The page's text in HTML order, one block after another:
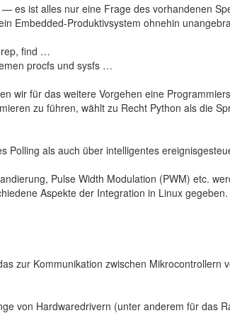
es ist alles nur eine Frage des vorhandenen
Embedded-Produktivsystem ohnehin
find …
procfs und sysfs …
wir für das weitere Vorgehen eine
zu führen, wählt zu Recht Python als die
Polling als auch über intelligentes
Pulse Width Modulation (PWM) etc.
Aspekte der Integration in Linux gegeben.
zur Kommunikation zwischen
von Hardwaredrivern (unter anderem für das